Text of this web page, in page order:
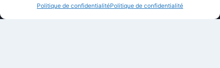
Politique de confidentialitéPolitique de confidentialité
À propos de CritiquePlus